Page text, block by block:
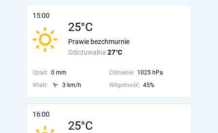
15:00
25°C
Odczuwalna 27°C
Prawie bezchmurnie
Opad: 0 mm Ciśnienie: 1025 hPa
Wiatr:
3 km/h Wilgotność: 45%
16:00
25°C